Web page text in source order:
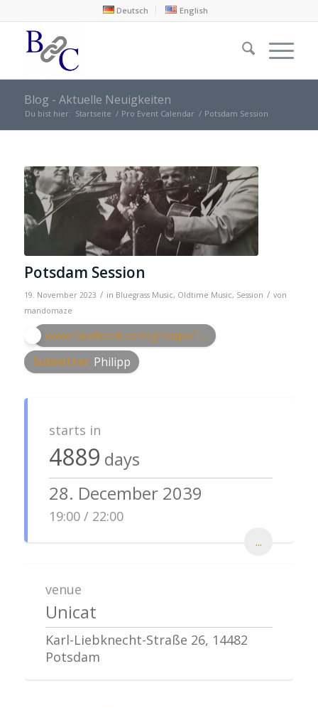
Deutsch English
Blog - Aktuelle Neuigkeiten
Du bist hier: Startseite / Pro Event Calendar / Potsdam Session
Potsdam Session
19. November 2023 / in Bluegrass Music, Oldtime Music, Session / von
mandomaze
www.facebook.com/groups/1...
Submitter Philipp
starts in
4889 days
28. December 2039
19:00 / 22:00
...
venue
Unicat
Karl-Liebknecht-Straße 26, 14482
Potsdam